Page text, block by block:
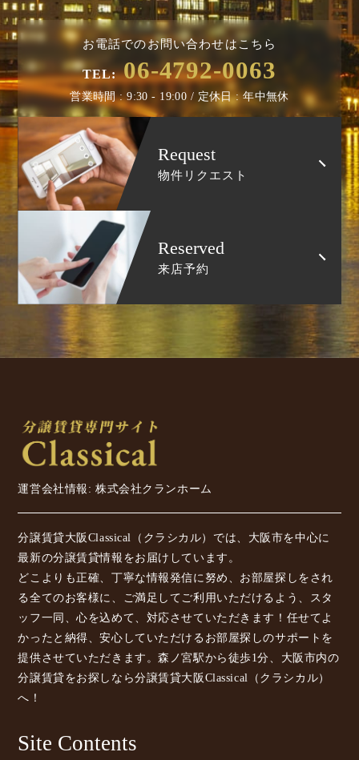
お電話でのお問い合わせはこちら
TEL: 06-4792-0063
営業時間 : 9:30 - 19:00 / 定休日 : 年中無休
Request
物件リクエスト
Reserved
来店予約
運営会社情報: 株式会社クランホーム
分譲賃貸大阪Classical（クラシカル）では、大阪市を中心に
最新の分譲賃貸情報をお届けしています。
どこよりも正確、丁寧な情報発信に努め、お部屋探しをされ
る全てのお客様に、ご満足してご利用いただけるよう、スタ
ッフ一同、心を込めて、対応させていただきます！任せてよ
かったと納得、安心していただけるお部屋探しのサポートを
提供させていただきます。森ノ宮駅から徒歩1分、大阪市内の
分譲賃貸をお探しなら分譲賃貸大阪Classical（クラシカル）
へ！
Site Contents